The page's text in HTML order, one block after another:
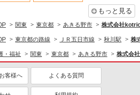
時給1600円〜2250円 ＜日払い有/週払い有/交
きる野市
を目指したい方必見！未経験でも日収
医療・介護・福祉
手・助産師
す
ミドル（40代～）活躍中
もっと見る
関東 東京都 あきる野市 株式会社
東京都の路線 ＪＲ五日市線 秋川駅 株
・福祉 関東 東京都 あきる野市 株式会
客様へ よくある質問